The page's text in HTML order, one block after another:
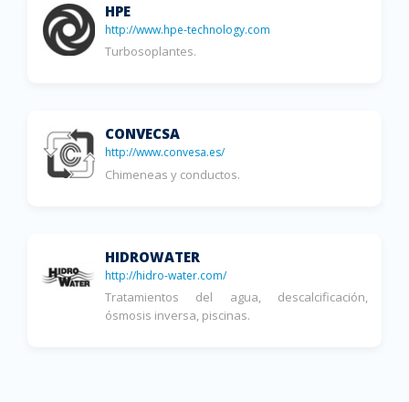
HPE
http://www.hpe-technology.com
Turbosoplantes.
CONVECSA
http://www.convesa.es/
Chimeneas y conductos.
HIDROWATER
http://hidro-water.com/
Tratamientos del agua, descalcificación,
ósmosis inversa, piscinas.